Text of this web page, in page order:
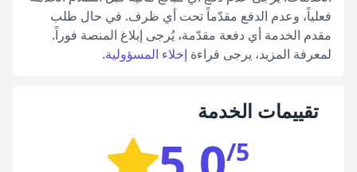
فعلياً، وعدم الدفع مقدّماً تحت أي ظرف. في حال طلب
مقدم الخدمة أي دفعة مقدّمة، يُرجى إبلاغ المنصة فوراً.
لمعرفة المزيد، يرجى قراءة إخلاء المسؤولية.
تقييمات الخدمة
/5